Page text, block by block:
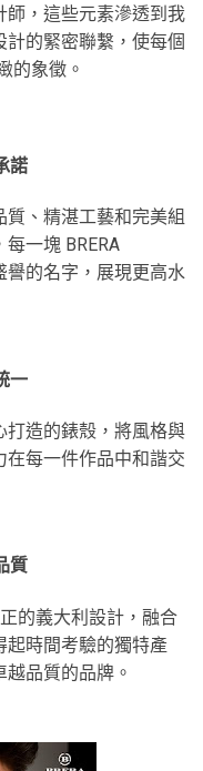
師，這些元素滲透到我
的緊密聯繫，使每個
的象徵。
諾
、精湛工藝和完美組
一塊 BRERA
譽的名字，展現更高水
一
打造的錶殼，將風格與
每一件作品中和諧交
質
的義大利設計，融合
起時間考驗的獨特產
品質的品牌。